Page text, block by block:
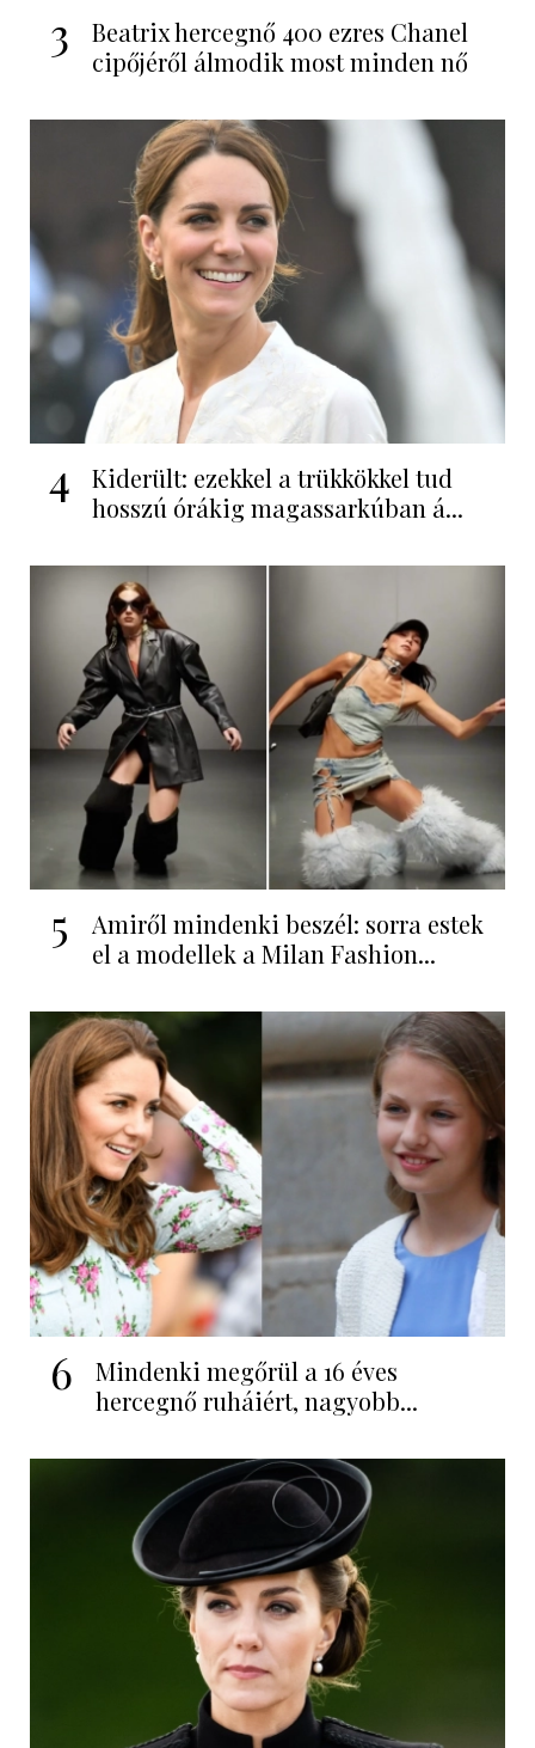
3
Beatrix hercegnő 400 ezres Chanel
cipőjéről álmodik most minden nő
4
Kiderült: ezekkel a trükkökkel tud
hosszú órákig magassarkúban á...
5
Amiről mindenki beszél: sorra estek
el a modellek a Milan Fashion...
6
Mindenki megőrül a 16 éves
hercegnő ruháiért, nagyobb...